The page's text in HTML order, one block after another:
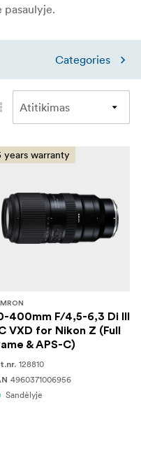
pasaulyje.
Categories
years warranty
400mm F/4,5-6,3 Di III
VXD for Nikon Z (Full
& APS-C)
128810
4960371006956
Sandėlyje